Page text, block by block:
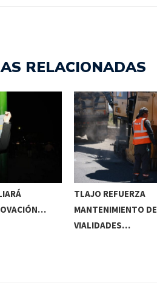
RELACIONADAS
TLAJO REFUERZA
MANTENIMIENTO DE
VIALIDADES…